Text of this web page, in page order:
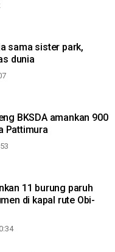
sama sister park,
dunia
BKSDA amankan 900
Pattimura
11 burung paruh
di kapal rute Obi-